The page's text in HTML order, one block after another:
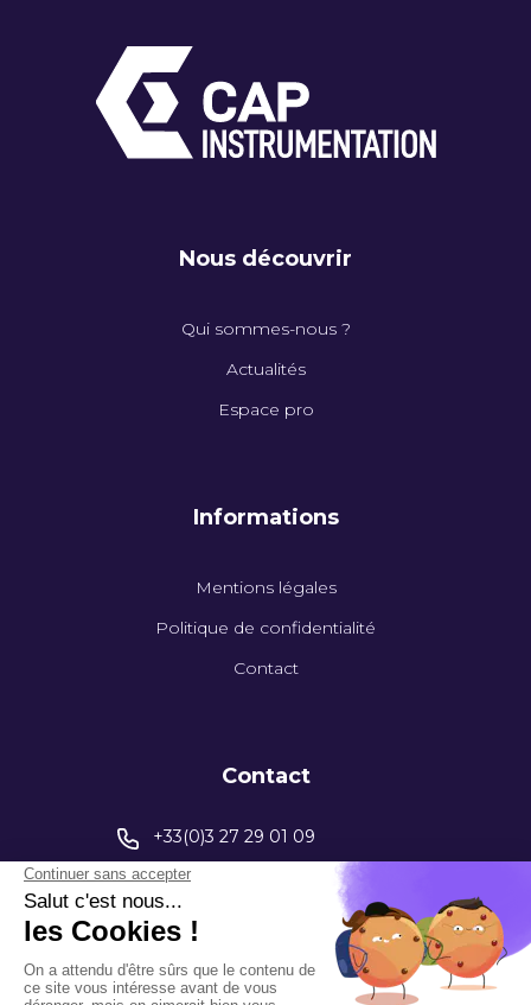
Nous découvrir
Qui sommes-nous ?
Actualités
Espace pro
Informations
Mentions légales
Politique de confidentialité
Contact
Contact
+33(0)3 27 29 01 09
contact@capinstrumentation.fr
395 Av. Henri Barbusse
59770 Marly